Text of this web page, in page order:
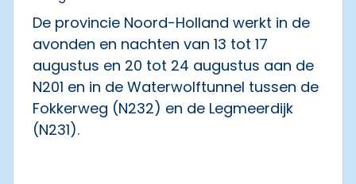
De provincie Noord-Holland werkt in de
avonden en nachten van 13 tot 17
augustus en 20 tot 24 augustus aan de
N201 en in de Waterwolftunnel tussen de
Fokkerweg (N232) en de Legmeerdijk
(N231).